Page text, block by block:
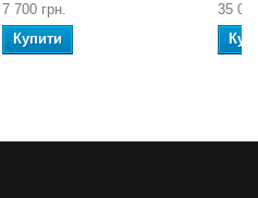
7 700 грн.
Купити
35